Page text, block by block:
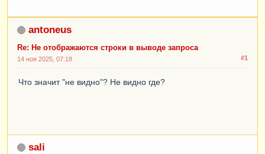
Документ.РеализацияТоваровУслуг КАК
РеализацияТоваровУслуг
РеализацияТоваровУслугТовары.Ссылка
И РеализацияТоваровУслуг.Дата <=
&ДатаКонец
antoneus
Re: Не отображаются строки в выводе запроса
#1
14 ноя 2025, 07:18
Что значит "не видно"? Не видно где?
sali